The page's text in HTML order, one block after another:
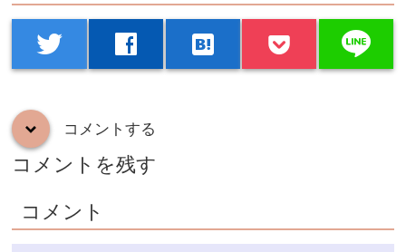
twitter facebook hatenabookmark line
down コメントする
コメントを残す
コメント